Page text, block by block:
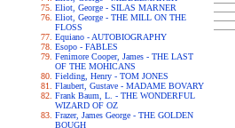
Eliot, George - SILAS MARNER
Eliot, George - THE MILL ON THE
FLOSS
Equiano - AUTOBIOGRAPHY
Esopo - FABLES
Fenimore Cooper, James - THE LAST
OF THE MOHICANS
Fielding, Henry - TOM JONES
Flaubert, Gustave - MADAME BOVARY
Frank Baum, L. - THE WONDERFUL
WIZARD OF OZ
Frazer, James George - THE GOLDEN
BOUGH